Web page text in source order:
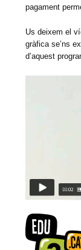
pagament
Us deixem el
gràfica se’ns
d’aquest